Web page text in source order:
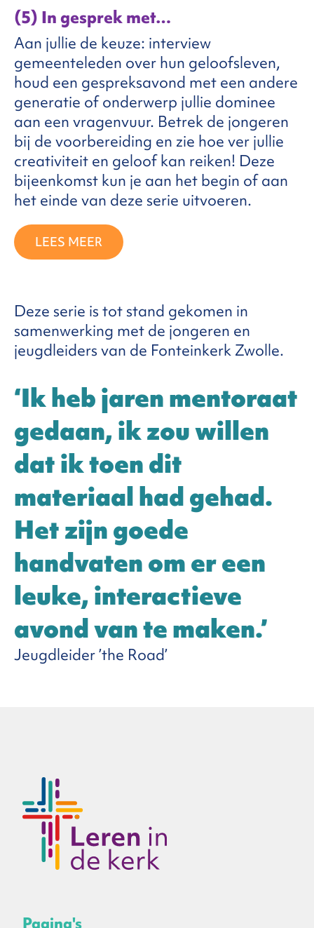
(5) In gesprek met…
Aan jullie de keuze: interview
gemeenteleden over hun geloofsleven,
houd een gespreksavond met een andere
generatie of onderwerp jullie dominee
aan een vragenvuur. Betrek de jongeren
bij de voorbereiding en zie hoe ver jullie
creativiteit en geloof kan reiken! Deze
bijeenkomst kun je aan het begin of aan
het einde van deze serie uitvoeren.
LEES MEER
Deze serie is tot stand gekomen in
samenwerking met de jongeren en
jeugdleiders van de Fonteinkerk Zwolle.
‘Ik heb jaren mentoraat
gedaan, ik zou willen
dat ik toen dit
materiaal had gehad.
Het zijn goede
handvaten om er een
leuke, interactieve
avond van te maken.’
Jeugdleider ’the Road’
Pagina's